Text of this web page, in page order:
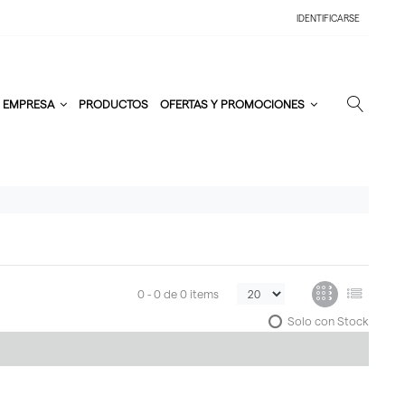
IDENTIFICARSE
EMPRESA PRODUCTOS OFERTAS Y PROMOCIONES
0 - 0 de 0 items
Solo con Stock